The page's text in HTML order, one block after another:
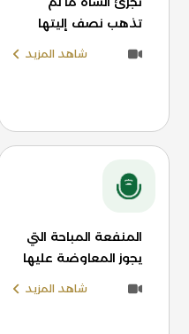
تذهب نصف إليتها
شاهد المزيد
المنفعة المباحة التي
يجوز المعاوضة عليها
شاهد المزيد